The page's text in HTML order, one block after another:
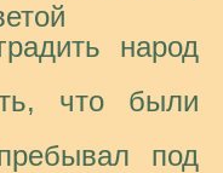
народ
что были
под